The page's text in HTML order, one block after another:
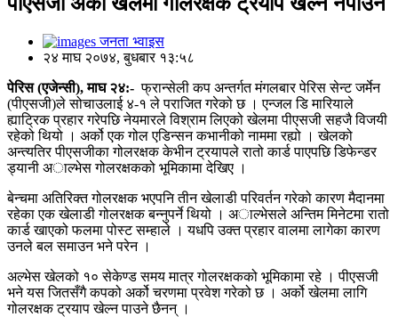
जनता भ्वाइस
२४ माघ २०७४, बुधबार १३:५८
पेरिस (एजेन्सी), माघ २४:- फ्रान्सेली कप अन्तर्गत मंगलबार पेरिस सेन्ट जर्मेन
(पीएसजी)ले सोचाउलाई ४-१ ले पराजित गरेको छ । एन्जल डि मारियाले
ह्याट्रिक प्रहार गरेपछि नेयमारले विश्राम लिएको खेलमा पीएसजी सहजै विजयी
रहेको थियो । अर्को एक गोल एडिन्सन कभानीको नाममा रह्यो । खेलको
अन्त्यतिर पीएसजीका गोलरक्षक केभीन ट्रयापले रातो कार्ड पाएपछि डिफेन्डर
ड्यानी अाल्भेस गोलरक्षकको भूमिकामा देखिए ।
बेन्चमा अतिरिक्त गोलरक्षक भएपनि तीन खेलाडी परिवर्तन गरेको कारण मैदानमा
रहेका एक खेलाडी गोलरक्षक बन्नुपर्ने थियो । अाल्भेसले अन्तिम मिनेटमा रातो
कार्ड खाएको फलमा पोस्ट सम्हाले । यधपि उक्त प्रहार वालमा लागेका कारण
उनले बल समाउन भने परेन ।
अल्भेस खेलको १० सेकेण्ड समय मात्र गोलरक्षकको भूमिकामा रहे । पीएसजी
भने यस जितसँगै कपको अर्को चरणमा प्रवेश गरेको छ । अर्को खेलमा लागि
गोलरक्षक ट्रयाप खेल्न पाउने छैनन् ।